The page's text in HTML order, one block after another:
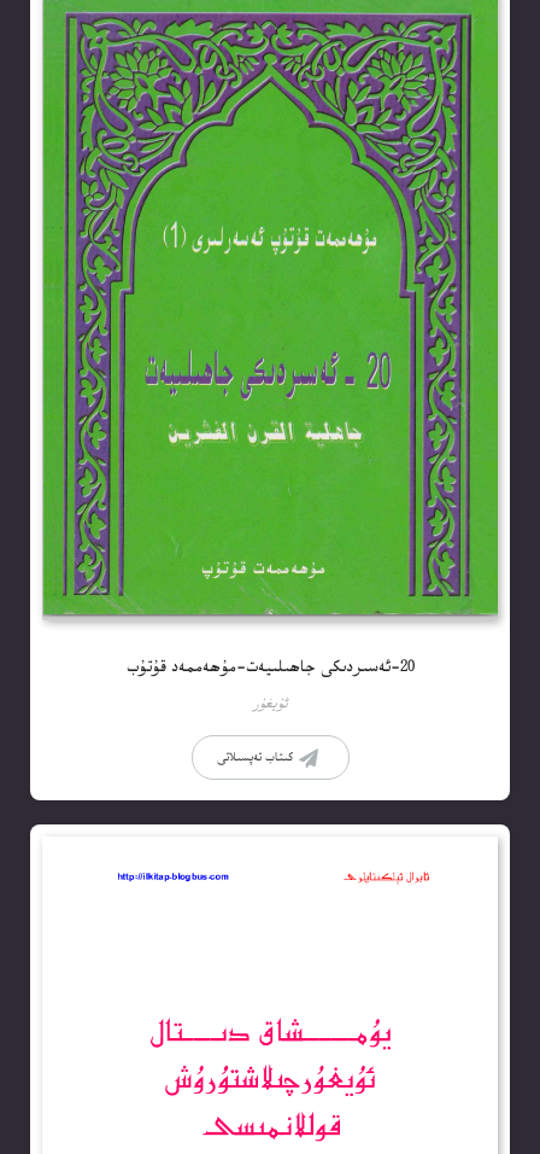
20-ئەسىردىكى جاھىلىيەت-مۇھەممەد قۇتۇب
ئۇيغۇر
كىتاب تەپسىلاتى